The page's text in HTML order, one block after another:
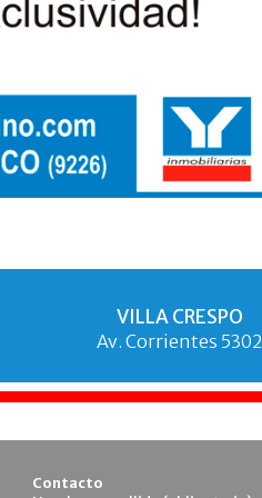
VILLA CRESPO
Av. Corrientes 5302
Contacto